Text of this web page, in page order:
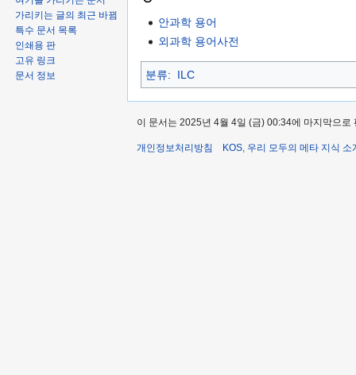
안과학 용어
외과학 용어사전
분류: ILC
가리키는 글의 최근 바뀜
특수 문서 목록
인쇄용 판
고유 링크
문서 정보
이 문서는 2025년 4월 4일 (금) 00:34에 마지막으로
개인정보처리방침 KOS, 우리 모두의 메타 지식 소